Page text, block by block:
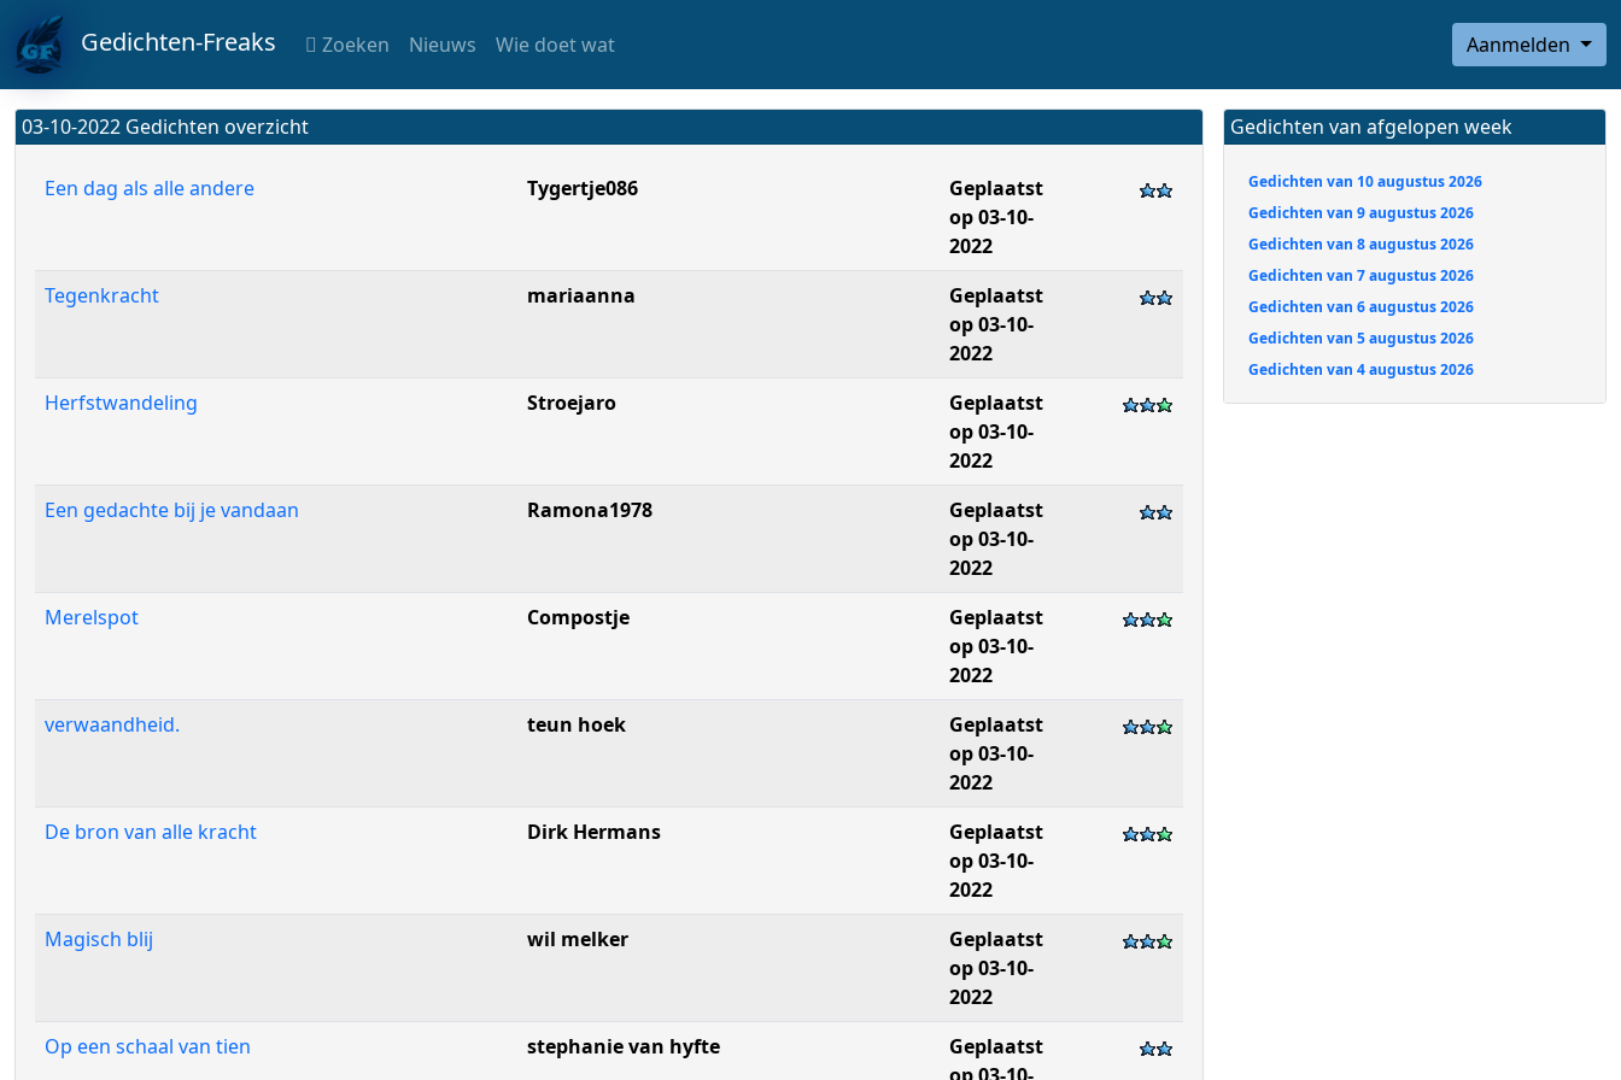
Gedichten-Freaks Zoeken Nieuws Wie doet wat Aanmelden
03-10-2022 Gedichten overzicht
Een dag als alle andere Tygertje086
Geplaatst
op 03-10-
2022
Tegenkracht
mariaanna
Geplaatst
op 03-10-
2022
Herfstwandeling
Stroejaro
Geplaatst
op 03-10-
2022
Een gedachte bij je vandaan
Ramona1978
Geplaatst
op 03-10-
2022
Merelspot
Compostje
Geplaatst
op 03-10-
2022
verwaandheid.
teun hoek
Geplaatst
op 03-10-
2022
De bron van alle kracht
Dirk Hermans
Geplaatst
op 03-10-
2022
Magisch blij
wil melker
Geplaatst
op 03-10-
2022
Op een schaal van tien
stephanie van hyfte
Geplaatst
Gedichten van afgelopen week
Gedichten van 10 augustus 2026
Gedichten van 9 augustus 2026
Gedichten van 8 augustus 2026
Gedichten van 7 augustus 2026
Gedichten van 6 augustus 2026
Gedichten van 5 augustus 2026
Gedichten van 4 augustus 2026